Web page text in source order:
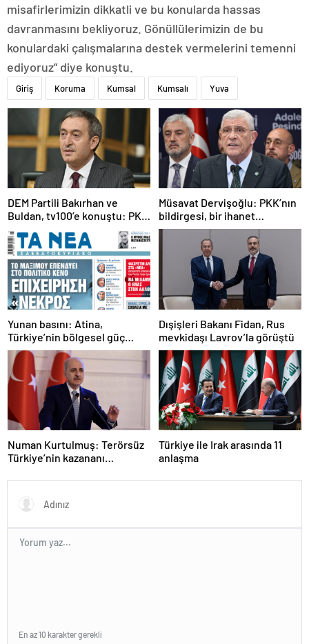
misafirlerimizin dikkatli ve bu konularda hassas
davranmasını bekliyoruz. Gönüllülerimizin de bu
konulardaki çalışmalarına destek vermelerini temenni
ediyoruz” diye konuştu.
Giriş Koruma Kumsal Kumsalı Yuva
DEM Partili Bakırhan ve
Buldan, tv100’e konuştu: PKK
ne zaman kendini feshedecek
Müsavat Dervişoğlu: PKK’nın
bildirgesi, bir ihanet
açıklamasıdır
Yunan basını: Atina,
Türkiye’nin bölgesel güç
olmasını durduramadı
Dışişleri Bakanı Fidan, Rus
mevkidaşı Lavrov’la görüştü
Numan Kurtulmuş: Terörsüz
Türkiye’nin kazananı
Türkiye ile Irak arasında 11
anlaşma
En az 10 karakter gerekli